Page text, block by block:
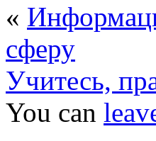
«
сферу
Учитесь,
You can